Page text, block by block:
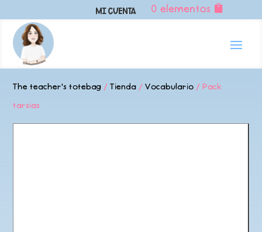
Mi Cuenta 0 elementos
The teacher's totebag /Tienda /Vocabulario / Pack
tarsias